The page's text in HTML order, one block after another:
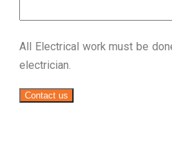
All Electrical work must be
electrician.
Contact us